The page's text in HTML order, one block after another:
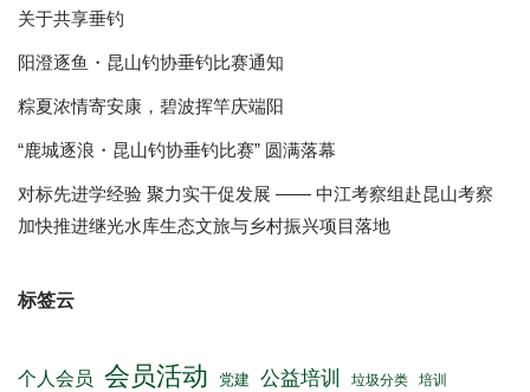
关于共享垂钓
阳澄逐鱼・昆山钓协垂钓比赛通知
粽夏浓情寄安康，碧波挥竿庆端阳
“鹿城逐浪・昆山钓协垂钓比赛” 圆满落幕
对标先进学经验 聚力实干促发展 —— 中江考察组赴昆山考察
加快推进继光水库生态文旅与乡村振兴项目落地
标签云
个人会员 会员活动 党建 公益培训 垃圾分类 培训